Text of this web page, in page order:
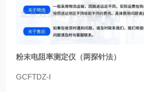
粉末电阻率测定仪（两探针法）
GCFTDZ-I